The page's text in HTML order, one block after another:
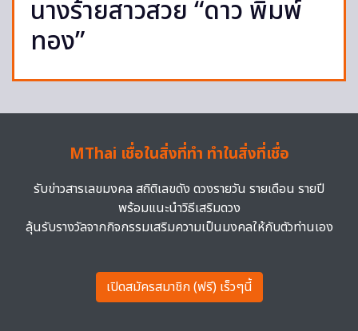
นางร้ายสาวสวย “ดาว พิมพ์
ทอง”
MThai เชื่อในสิ่งที่ทำ ทำในสิ่งที่เชื่อ
รับข่าวสารเลขมงคล สถิติเลขดัง ดวงรายวัน รายเดือน รายปี
พร้อมแนะนำวิธีเสริมดวง
ลุ้นรับรางวัลจากกิจกรรมเสริมความเป็นมงคลให้กับตัวท่านเอง
เปิดสมัครสมาชิก (ฟรี) เร็วๆนี้